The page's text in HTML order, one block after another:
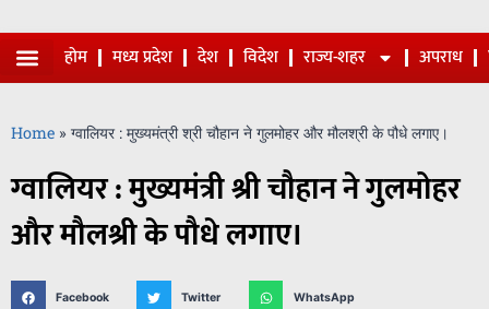
होम मध्य प्रदेश देश विदेश राज्य-शहर अपराध
Home » ग्वालियर : मुख्यमंत्री श्री चौहान ने गुलमोहर और मौलश्री के पौधे लगाए।
ग्वालियर : मुख्यमंत्री श्री चौहान ने गुलमोहर
और मौलश्री के पौधे लगाए।
Facebook Twitter WhatsApp